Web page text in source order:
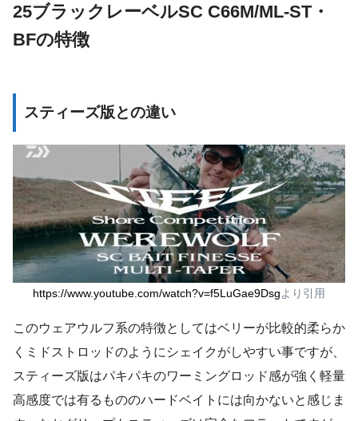
25ブラックレーベルSC C66M/ML-ST・
BFの特徴
スティーズ版との違い
https://www.youtube.com/watch?v=f5LuGae9Dsgより引用
このウェアウルフ系の特徴としてはベリーが比較的柔らか
くミドストロッドのようにシェイクがしやすい事ですが、
スティーズ版はパキパキのワーミングロッド感が強く軽量
高感度では有るもののハードベイトには向かないと感じま